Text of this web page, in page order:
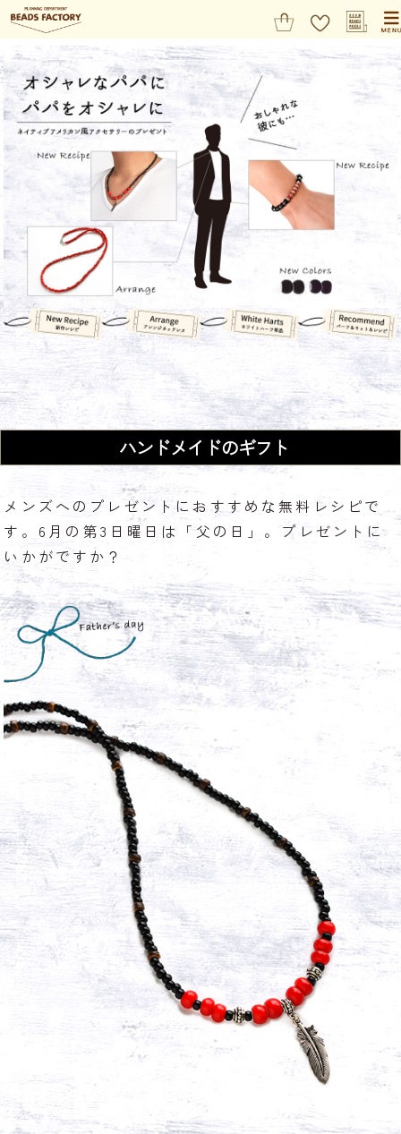
ハンドメイドのギフト
メンズへのプレゼントにおすすめな無料レシピで
す。6月の第3日曜日は「父の日」。プレゼントに
いかがですか？